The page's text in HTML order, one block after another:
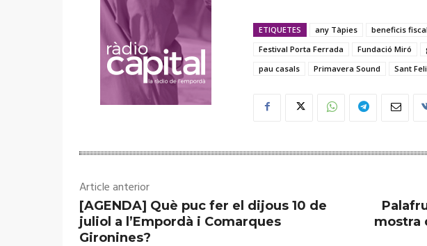
ETIQUETES any Tàpies beneficis
Festival Porta Ferrada
Fundació Miró
pau casals
Primavera Sound Sant
Article anterior
[AGENDA] Què puc fer el dijous 10 de
juliol a l’Empordà i Comarques
Gironines?
mostra